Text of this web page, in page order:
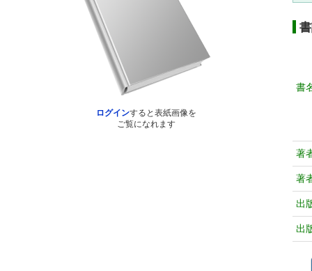
ログインすると表紙画像を
ご覧になれます
書
著
著
出
出